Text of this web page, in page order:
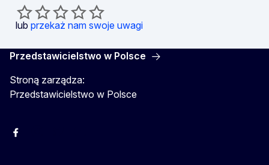
lub przekaż nam swoje uwagi
Przedstawicielstwo w Polsce
Stroną zarządza:
Przedstawicielstwo w Polsce
Facebook